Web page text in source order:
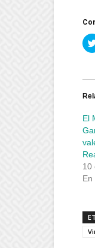
El
10
En